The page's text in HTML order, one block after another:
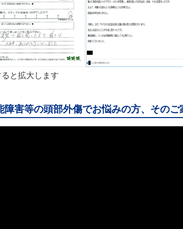
と拡大します
障害等の頭部外傷でお悩みの方、そのご